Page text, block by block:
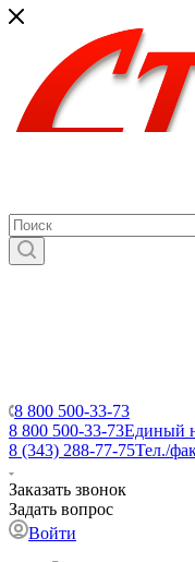
8 800 500-33-73
8 800 500-33-73Единый
8 (343) 288-77-75Тел./
Заказать звонок
Задать вопрос
Войти